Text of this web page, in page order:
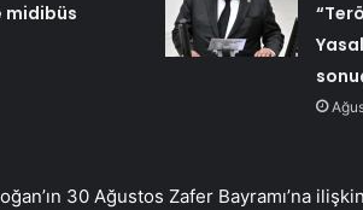
midibüs
30 Ağustos Zafer Bayramı’na